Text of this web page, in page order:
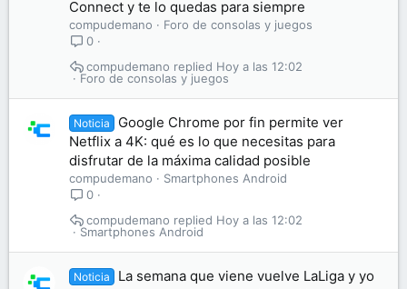
Connect y te lo quedas para siempre
compudemano
Foro de consolas y juegos
0
Foro de consolas y juegos
Hoy a las 12:02
compudemano
Noticia
Google Chrome por fin permite ver
Netflix a 4K: qué es lo que necesitas para
disfrutar de la máxima calidad posible
compudemano
Smartphones Android
0
Smartphones Android
Hoy a las 12:02
compudemano
Noticia
La semana que viene vuelve LaLiga y yo